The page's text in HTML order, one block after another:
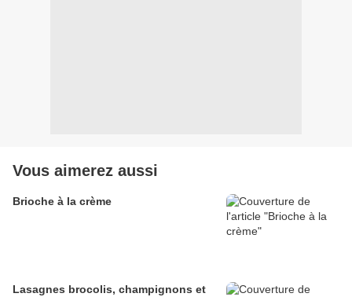
Vous aimerez aussi
Brioche à la crème
Lasagnes brocolis, champignons et